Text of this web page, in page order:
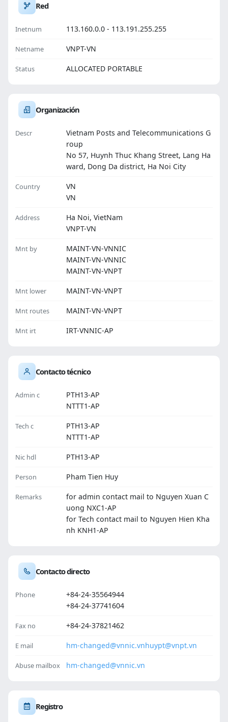
Red
Inetnum 113.160.0.0 - 113.191.255.255
Netname VNPT-VN
Status ALLOCATED PORTABLE
Organización
Descr
Vietnam Posts and Telecommunications G
roup
No 57, Huynh Thuc Khang Street, Lang Ha
ward, Dong Da district, Ha Noi City
Country
VN
VN
Address
Ha Noi, VietNam
VNPT-VN
Mnt by
MAINT-VN-VNNIC
MAINT-VN-VNNIC
MAINT-VN-VNPT
Mnt lower MAINT-VN-VNPT
Mnt routes MAINT-VN-VNPT
Mnt irt IRT-VNNIC-AP
Contacto técnico
Admin c
PTH13-AP
NTTT1-AP
Tech c
PTH13-AP
NTTT1-AP
Nic hdl PTH13-AP
Person Pham Tien Huy
Remarks
for admin contact mail to Nguyen Xuan C
uong NXC1-AP
for Tech contact mail to Nguyen Hien Kha
nh KNH1-AP
Contacto directo
Phone
+84-24-35564944
+84-24-37741604
Fax no +84-24-37821462
E mail hm-changed@vnnic.vnhuypt@vnpt.vn
Abuse mailbox hm-changed@vnnic.vn
Registro